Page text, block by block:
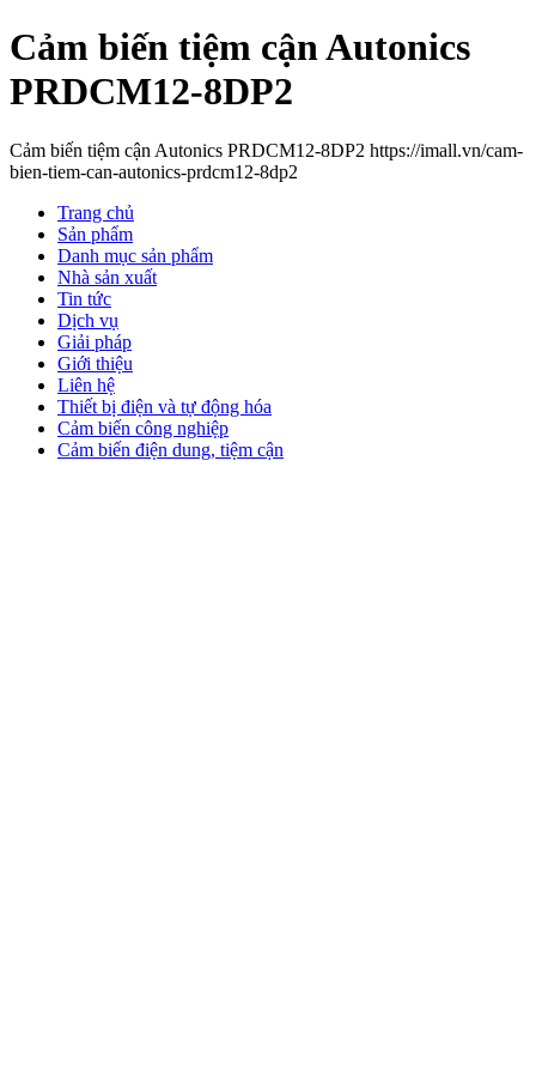
Cảm biến tiệm cận Autonics
PRDCM12-8DP2
Cảm biến tiệm cận Autonics PRDCM12-8DP2 https://imall.vn/cam-
bien-tiem-can-autonics-prdcm12-8dp2
Trang chủ
Sản phẩm
Danh mục sản phẩm
Nhà sản xuất
Tin tức
Dịch vụ
Giải pháp
Giới thiệu
Liên hệ
Thiết bị điện và tự động hóa
Cảm biến công nghiệp
Cảm biến điện dung, tiệm cận